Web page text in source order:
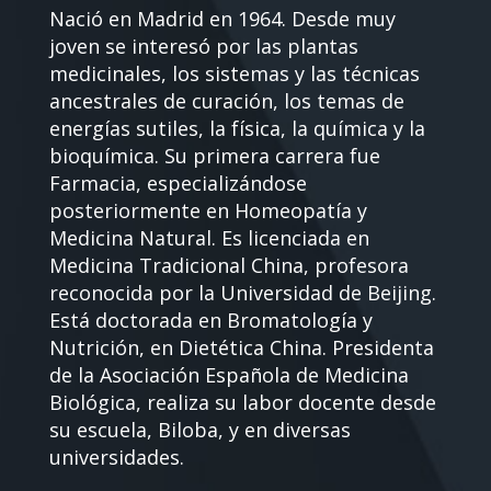
Nació en Madrid en 1964. Desde muy
joven se interesó por las plantas
medicinales, los sistemas y las técnicas
ancestrales de curación, los temas de
energías sutiles, la física, la química y la
bioquímica. Su primera carrera fue
Farmacia, especializándose
posteriormente en Homeopatía y
Medicina Natural. Es licenciada en
Medicina Tradicional China, profesora
reconocida por la Universidad de Beijing.
Está doctorada en Bromatología y
Nutrición, en Dietética China. Presidenta
de la Asociación Española de Medicina
Biológica, realiza su labor docente desde
su escuela, Biloba, y en diversas
universidades.